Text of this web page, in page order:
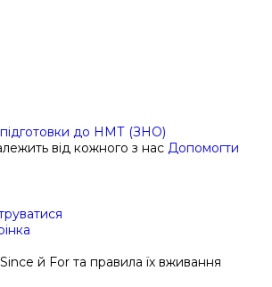
до НМТ (ЗНО)
від кожного з нас Допомогти
й For та правила їх вживання